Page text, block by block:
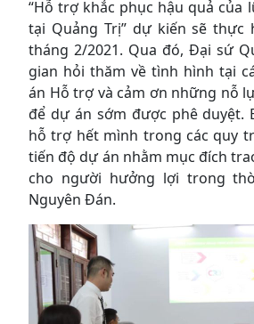
“Hỗ trợ khắc phục hậu quả của
tại Quảng Trị” dự kiến sẽ thực
tháng 2/2021. Qua đó, Đại sứ
gian hỏi thăm về tình hình tại
án Hỗ trợ và cảm ơn những nỗ
để dự án sớm được phê duyệt.
hỗ trợ hết mình trong các quy
tiến độ dự án nhằm mục đích
cho người hưởng lợi trong
Nguyên Đán.